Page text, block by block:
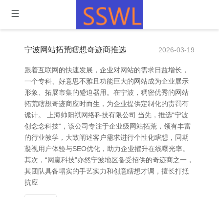
宁波网站拓荒瞎想奇迹商推选 2026-03-19
跟着互联网的快速发展，企业对网站的需求日益增长，
一个专科、好意思不雅且功能巨大的网站成为企业展示
形象、拓展市集的蹙迫器用。在宁波，稠密优秀的网站
拓荒瞎想奇迹商应时而生，为企业提供定制化的责罚有
诡计。 上海帅阳祺网络科技有限公司 当先，推选“宁波
创念念科技”，该公司专注于企业级网站拓荒，领有丰富
的行业教学，大致阐述客户需求进行个性化瞎想，同期
凝视用户体验与SEO优化，助力企业擢升在线曝光率。
其次，“网赢科技”亦然宁波地区备受招供的奇迹商之一，
其团队具备塌实的手艺实力和创意瞎想才调，擅长打抵
抗应